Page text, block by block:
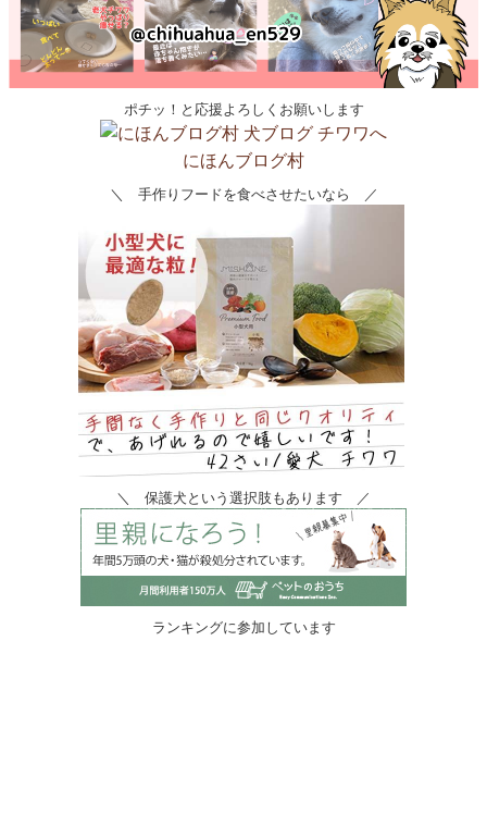
ポチッ！と応援よろしくお願いします
にほんブログ村
＼ 手作りフードを食べさせたいなら ／
＼ 保護犬という選択肢もあります ／
ランキングに参加しています